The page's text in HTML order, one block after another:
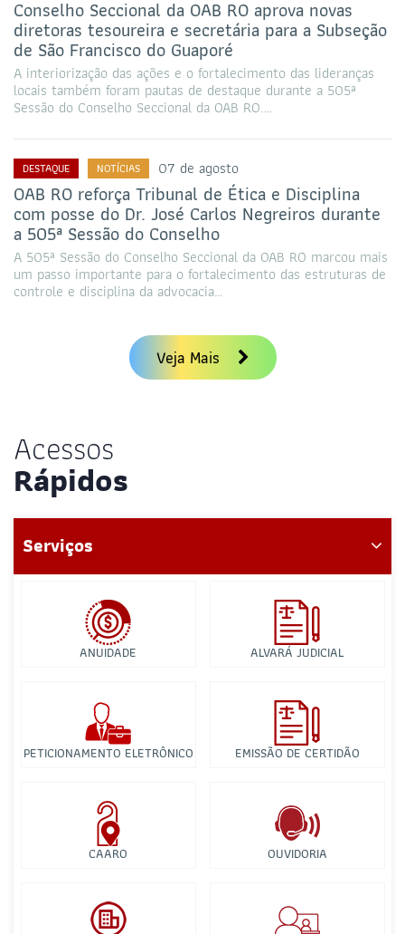
Conselho Seccional da OAB RO aprova novas
diretoras tesoureira e secretária para a Subseção
de São Francisco do Guaporé
A interiorização das ações e o fortalecimento das lideranças
locais também foram pautas de destaque durante a 505ª
Sessão do Conselho Seccional da OAB RO.…
DESTAQUE NOTÍCIAS 07 de agosto
OAB RO reforça Tribunal de Ética e Disciplina
com posse do Dr. José Carlos Negreiros durante
a 505ª Sessão do Conselho
A 505ª Sessão do Conselho Seccional da OAB RO marcou mais
um passo importante para o fortalecimento das estruturas de
controle e disciplina da advocacia…
Veja Mais
Acessos
Rápidos
Serviços
ANUIDADE ALVARÁ JUDICIAL
PETICIONAMENTO ELETRÔNICO EMISSÃO DE CERTIDÃO
CAARO OUVIDORIA